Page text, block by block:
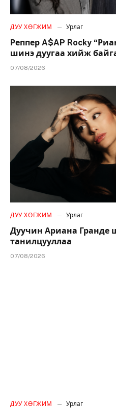
ДУУ ХӨГЖИМ Урлаг
Реппер A$AP Rocky
шинэ дуугаа хийж
07/08/2026
ДУУ ХӨГЖИМ Урлаг
Дуучин Ариана Гранде
танилцууллаа
07/08/2026
ДУУ ХӨГЖИМ Урлаг